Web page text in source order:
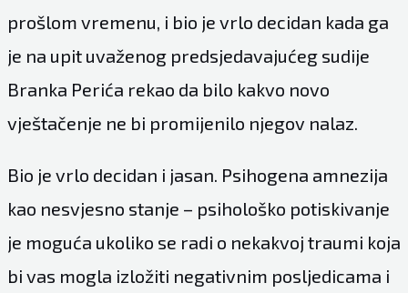
prošlom vremenu, i bio je vrlo decidan kada ga
je na upit uvaženog predsjedavajućeg sudije
Branka Perića rekao da bilo kakvo novo
vještačenje ne bi promijenilo njegov nalaz.
Bio je vrlo decidan i jasan. Psihogena amnezija
kao nesvjesno stanje – psihološko potiskivanje
je moguća ukoliko se radi o nekakvoj traumi koja
bi vas mogla izložiti negativnim posljedicama i